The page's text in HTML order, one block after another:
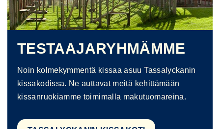
TESTAAJARYHMÄMME
Noin kolmekymmentä kissaa asuu Tassalyckanin
kissakodissa. Ne auttavat meitä kehittämään
kissanruokiamme toimimalla makutuomareina.